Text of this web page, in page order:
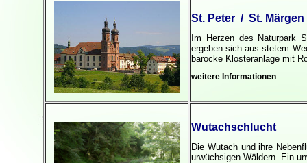
St. Peter / St. Märgen
Im Herzen des Naturpark
ergeben sich aus stetem
barocke Klosteranlage mit
weitere Informationen
Wutachschlucht
Die Wutach und ihre
urwüchsigen Wäldern. Ein